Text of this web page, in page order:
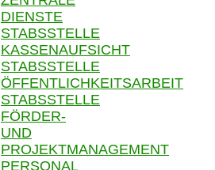
DIENSTE
STABSSTELLE
KASSENAUFSICHT
STABSSTELLE
ÖFFENTLICHKEITSARBEIT
STABSSTELLE
FÖRDER-
UND
PROJEKTMANAGEMENT
PERSONAL